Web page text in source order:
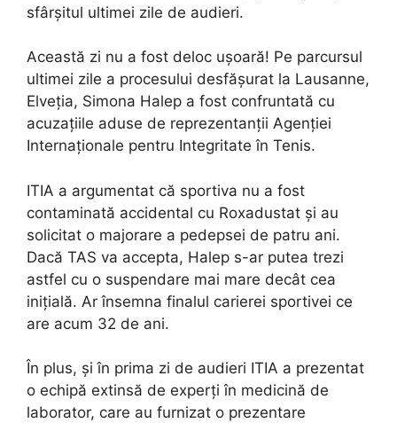
sfârșitul ultimei zile de audieri.
Această zi nu a fost deloc ușoară! Pe parcursul
ultimei zile a procesului desfășurat la Lausanne,
Elveția, Simona Halep a fost confruntată cu
acuzațiile aduse de reprezentanții Agenției
Internaționale pentru Integritate în Tenis.
ITIA a argumentat că sportiva nu a fost
contaminată accidental cu Roxadustat și au
solicitat o majorare a pedepsei de patru ani.
Dacă TAS va accepta, Halep s-ar putea trezi
astfel cu o suspendare mai mare decât cea
iniţială. Ar însemna finalul carierei sportivei ce
are acum 32 de ani.
În plus, și în prima zi de audieri ITIA a prezentat
o echipă extinsă de experți în medicină de
laborator, care au furnizat o prezentare